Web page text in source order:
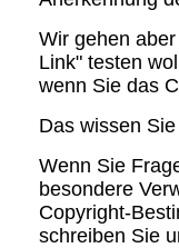
Wir gehen
Link" testen
wenn Sie das
Das wissen
Wenn Sie
besondere
Copyright-
schreiben Sie